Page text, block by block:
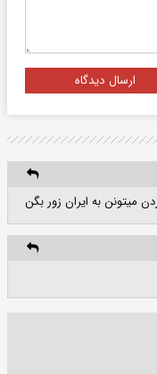
ارسال دیدگاه
میتونن به ایران زور بگن